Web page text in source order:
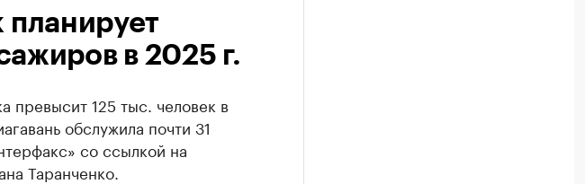
в 2025 г.
превысит 125 тыс. человек в
обслужила почти 31
со ссылкой на
Таранченко.